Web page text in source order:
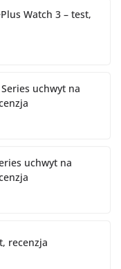
Watch 3 – test,
uchwyt na
uchwyt na
recenzja